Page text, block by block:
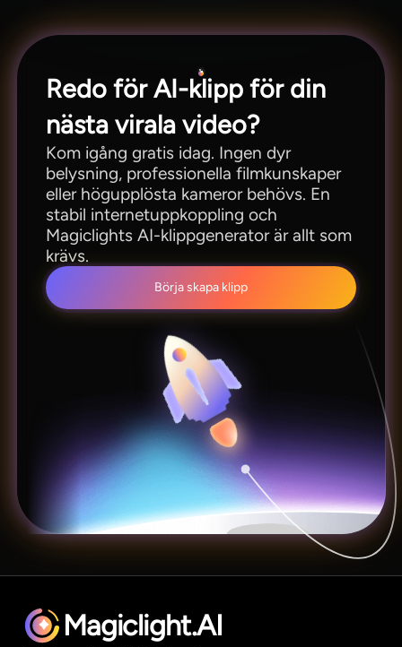
Redo för AI-klipp för din
nästa virala video?
Kom igång gratis idag. Ingen dyr
belysning, professionella filmkunskaper
eller högupplösta kameror behövs. En
stabil internetuppkoppling och
Magiclights AI-klippgenerator är allt som
krävs.
Börja skapa klipp
Magiclight.AI